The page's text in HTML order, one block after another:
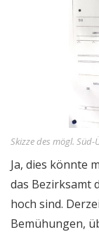
Skizze des mögl.
Ja, dies könnte
das Bezirksamt
hoch sind.
Bemühungen,